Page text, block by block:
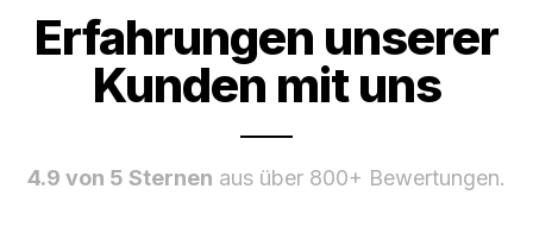
Erfahrungen unserer
Kunden mit uns
4.9 von 5 Sternen aus über 800+ Bewertungen.